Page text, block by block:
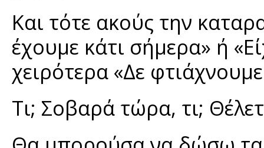
Και τότε ακούς την
έχουμε κάτι σήμερα» ή
χειρότερα «Δε
Τι; Σοβαρά τώρα, τι;